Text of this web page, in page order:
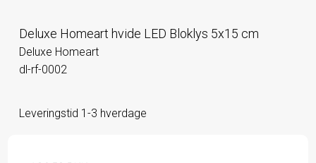
Deluxe Homeart hvide LED Bloklys 5x15 cm
Deluxe Homeart
dl-rf-0002
Leveringstid 1-3 hverdage